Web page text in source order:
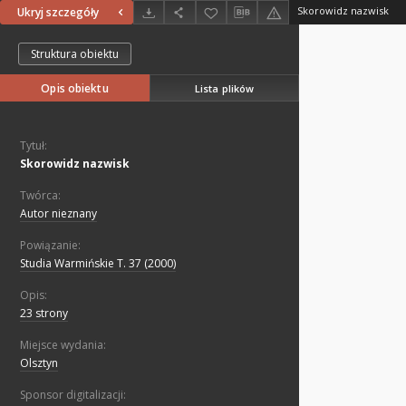
Ukryj szczegóły Skorowidz nazwisk
Struktura obiektu
Opis obiektu Lista plików
Tytuł:
Skorowidz nazwisk
Twórca:
Autor nieznany
Powiązanie:
Studia Warmińskie T. 37 (2000)
Opis:
23 strony
Miejsce wydania:
Olsztyn
Sponsor digitalizacji: